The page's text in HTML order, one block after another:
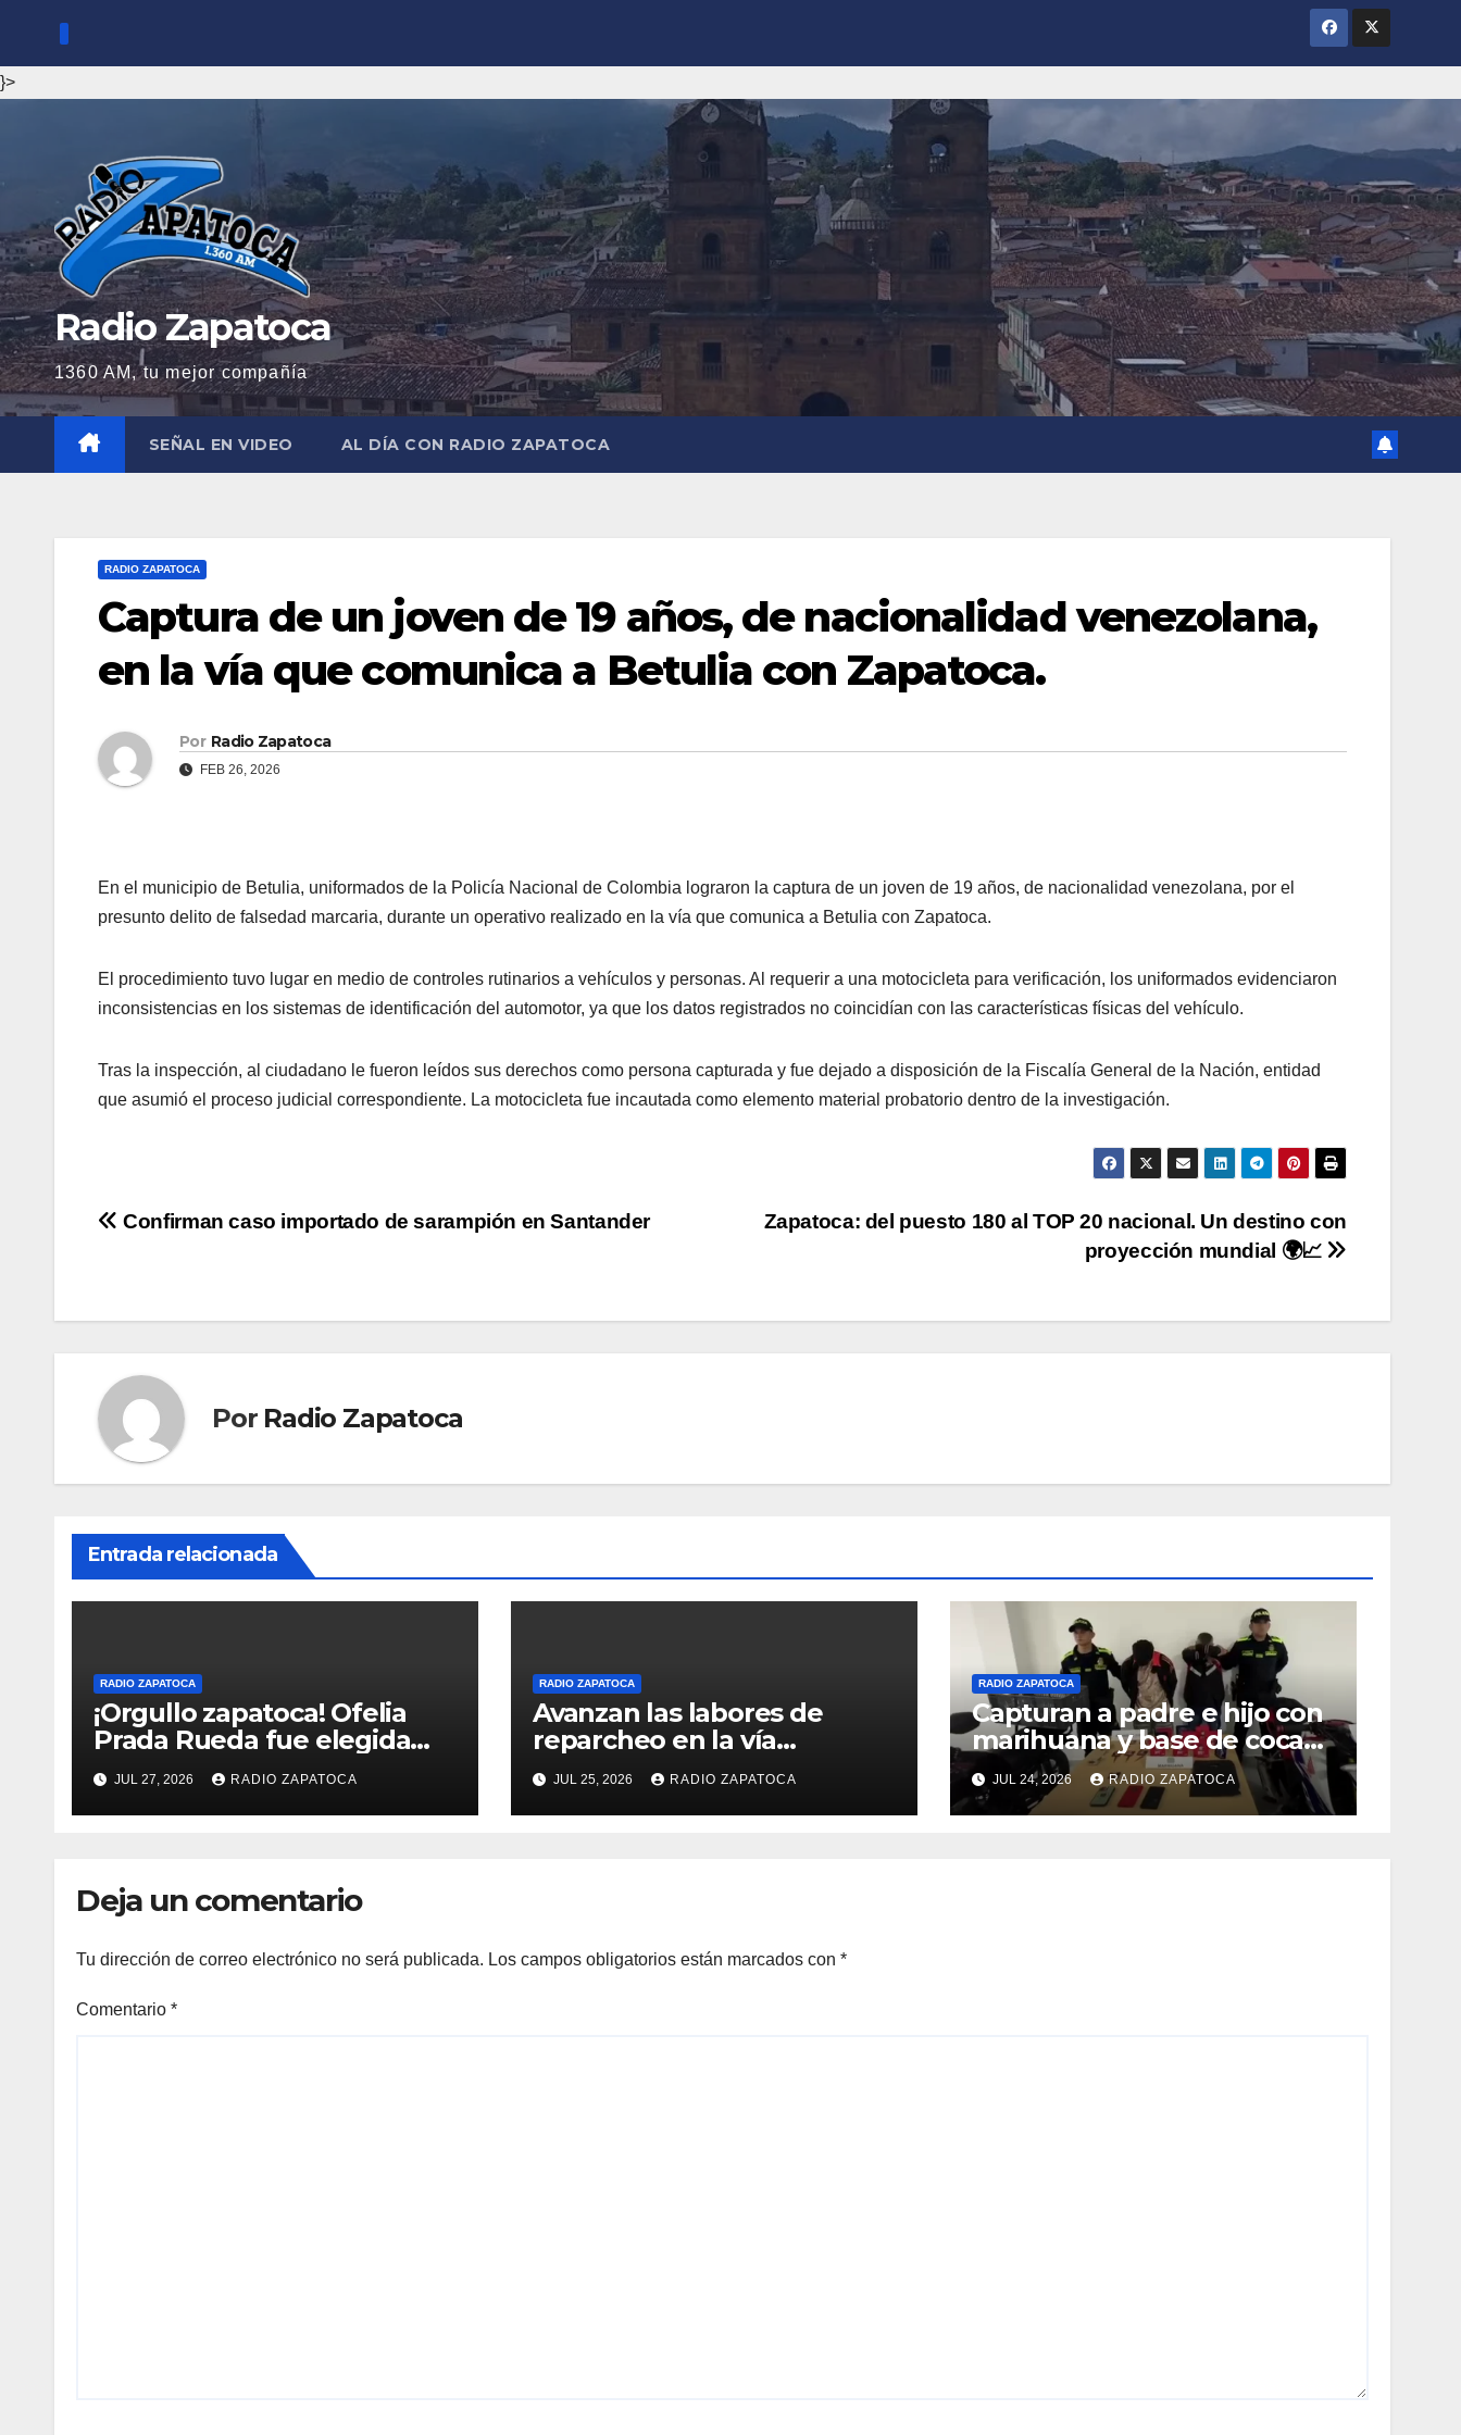
contenido
}>
Radio Zapatoca
1360 AM, tu mejor compañía
SEÑAL EN VIDEO AL DÍA CON RADIO ZAPATOCA
RADIO ZAPATOCA
Captura de un joven de 19 años, de nacionalidad venezolana,
en la vía que comunica a Betulia con Zapatoca.
Por Radio Zapatoca
FEB 26, 2026
En el municipio de Betulia, uniformados de la Policía Nacional de Colombia lograron la captura de un joven de 19 años, de nacionalidad venezolana, por el
presunto delito de falsedad marcaria, durante un operativo realizado en la vía que comunica a Betulia con Zapatoca.
El procedimiento tuvo lugar en medio de controles rutinarios a vehículos y personas. Al requerir a una motocicleta para verificación, los uniformados evidenciaron
inconsistencias en los sistemas de identificación del automotor, ya que los datos registrados no coincidían con las características físicas del vehículo.
Tras la inspección, al ciudadano le fueron leídos sus derechos como persona capturada y fue dejado a disposición de la Fiscalía General de la Nación, entidad
que asumió el proceso judicial correspondiente. La motocicleta fue incautada como elemento material probatorio dentro de la investigación.
Navegación
entradas
Zapatoca: del puesto 180 al TOP 20 nacional. Un destino con
proyección mundial 🌍📈
Confirman caso importado de sarampión en Santander
Por Radio Zapatoca
Entrada relacionada
RADIO ZAPATOCA
¡Orgullo zapatoca! Ofelia
Prada Rueda fue elegida
Reina Nacional – Queen of
the Universe, categoría
Gold 2026,
JUL 27, 2026 RADIO ZAPATOCA
RADIO ZAPATOCA
Avanzan las labores de
reparcheo en la vía
Zapatoca–Girón gracias al
apoyo voluntario
JUL 25, 2026 RADIO ZAPATOCA
RADIO ZAPATOCA
Capturan a padre e hijo con
marihuana y base de coca
en el barrio La Merced de
Zapatoca
JUL 24, 2026 RADIO ZAPATOCA
Deja un comentario
Tu dirección de correo electrónico no será publicada. Los campos obligatorios están marcados con *
Comentario *